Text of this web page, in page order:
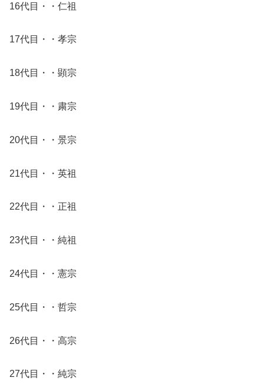
16代目・・仁祖
17代目・・孝宗
18代目・・顕宗
19代目・・粛宗
20代目・・景宗
21代目・・英祖
22代目・・正祖
23代目・・純祖
24代目・・憲宗
25代目・・哲宗
26代目・・高宗
27代目・・純宗